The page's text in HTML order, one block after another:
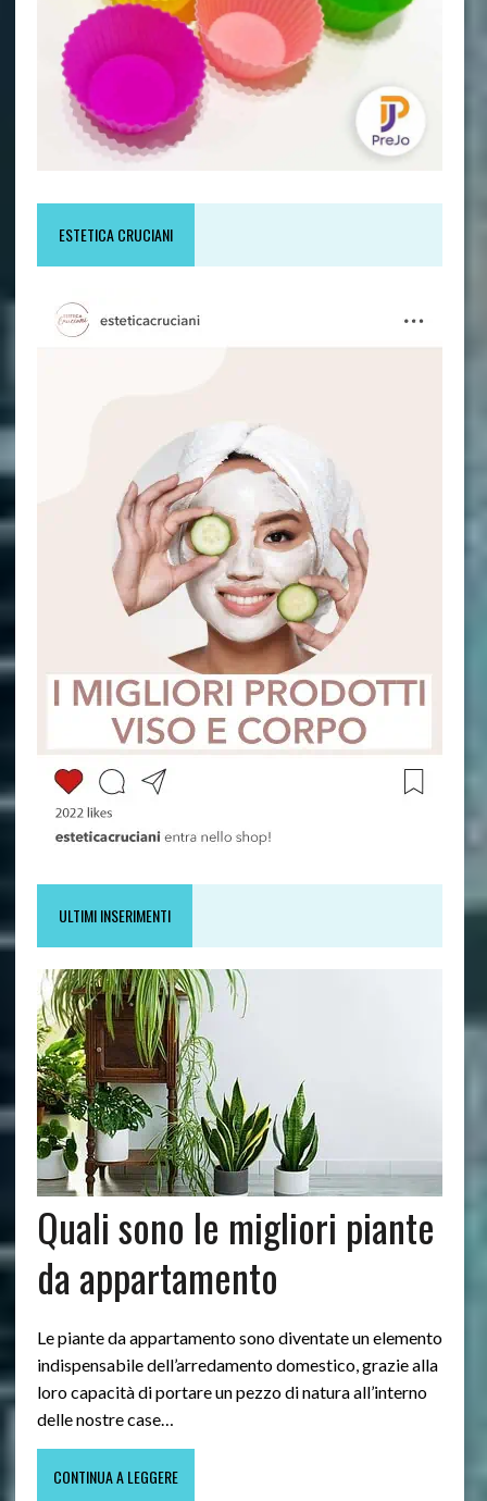
ESTETICA CRUCIANI
ULTIMI INSERIMENTI
Quali sono le migliori piante
da appartamento
Le piante da appartamento sono diventate un elemento
indispensabile dell’arredamento domestico, grazie alla
loro capacità di portare un pezzo di natura all’interno
delle nostre case…
CONTINUA A LEGGERE